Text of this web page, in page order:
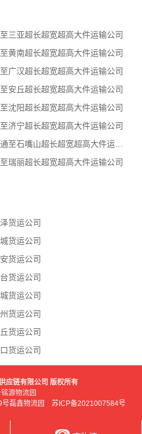
三亚超长超宽超高大件运输公司
黄南超长超宽超高大件运输公司
广汉超长超宽超高大件运输公司
安丘超长超宽超高大件运输公司
沈阳超长超宽超高大件运输公司
济宁超长超宽超高大件运输公司
南通到石嘴山大件物流公司-南通至石嘴山超长超宽超高大件运输公司
瑞丽超长超宽超高大件运输公司
货运公司
货运公司
货运公司
货运公司
货运公司
货运公司
货运公司
货运公司
应链有限公司 版权所有
源物流园
号磊鑫物流园 苏ICP备2021007584号